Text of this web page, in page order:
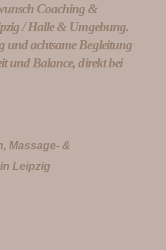
Coaching &
/ Halle & Umgebung.
und achtsame Begleitung
und Balance, direkt bei
Massage- &
Leipzig